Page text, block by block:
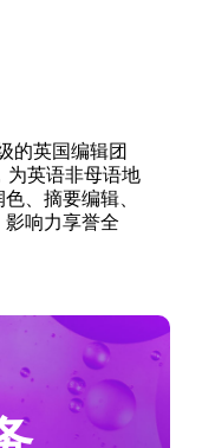
的英国编辑团
为英语非母语地
、摘要编辑、
响力享誉全